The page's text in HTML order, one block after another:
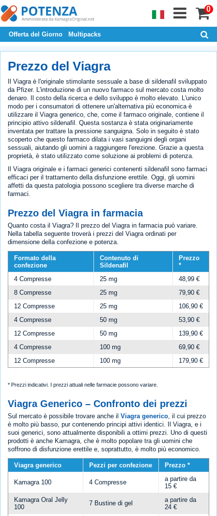
0
Offerta del Giorno Multipacks
Prezzo del Viagra
Il Viagra è l'originale stimolante sessuale a base di sildenafil sviluppato
da Pfizer. L'introduzione di un nuovo farmaco sul mercato costa molto
denaro. Il costo della ricerca e dello sviluppo è molto elevato. L'unico
modo per i consumatori di ottenere un'alternativa più economica è
utilizzare il Viagra generico, che, come il farmaco originale, contiene il
principio attivo sildenafil. Questa sostanza è stata originariamente
inventata per trattare la pressione sanguigna. Solo in seguito è stato
scoperto che questo farmaco dilata i vasi sanguigni degli organi
sessuali, aiutando gli uomini a raggiungere l'erezione. Grazie a questa
proprietà, è stato utilizzato come soluzione ai problemi di potenza.
Il Viagra originale e i farmaci generici contenenti sildenafil sono farmaci
efficaci per il trattamento della disfunzione erettile. Oggi, gli uomini
affetti da questa patologia possono scegliere tra diverse marche di
farmaci.
Prezzo del Viagra in farmacia
Quanto costa il Viagra? Il prezzo del Viagra in farmacia può variare.
Nella tabella seguente troverà i prezzi del Viagra ordinati per
dimensione della confezione e potenza.
Formato della
confezione
Contenuto di
Sildenafil
Prezzo
*
4 Compresse
25 mg
48,99 €
8 Compresse
25 mg
79,90 €
12 Compresse
25 mg
106,90 €
4 Compresse
50 mg
53,90 €
12 Compresse
50 mg
139,90 €
4 Compresse
100 mg
69,90 €
12 Compresse
100 mg 179,90 €
* Prezzi indicativi. I prezzi attuali nelle farmacie possono variare.
Viagra Generico – Confronto dei prezzi
Sul mercato è possibile trovare anche il Viagra generico , il cui prezzo
è molto più basso, pur contenendo principi attivi identici. Il Viagra, e i
suoi generici, sono attualmente disponibili a ottimi prezzi. Uno di questi
prodotti è anche Kamagra, che è molto popolare tra gli uomini che
soffrono di disfunzione erettile e, soprattutto, è molto più economico.
Viagra generico Pezzi per confezione Prezzo *
Kamagra 100 4 Compresse
a partire da
15 €
Kamagra Oral Jelly
100
7 Bustine di gel
a partire da
24 €